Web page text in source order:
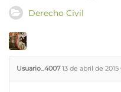
Derecho Civil
Usuario_4007 13 de abril de 2015